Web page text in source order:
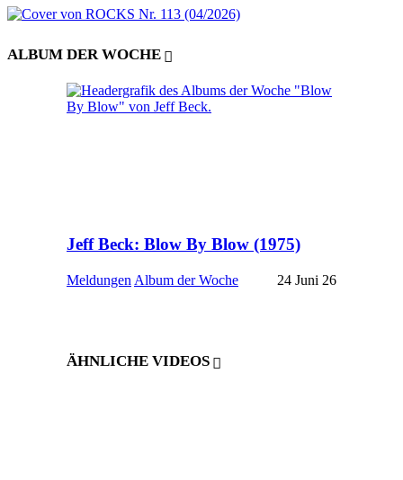
ALBUM DER WOCHE
Jeff Beck: Blow By Blow (1975)
MeldungenAlbum der Woche 24 Juni 26
ÄHNLICHE VIDEOS